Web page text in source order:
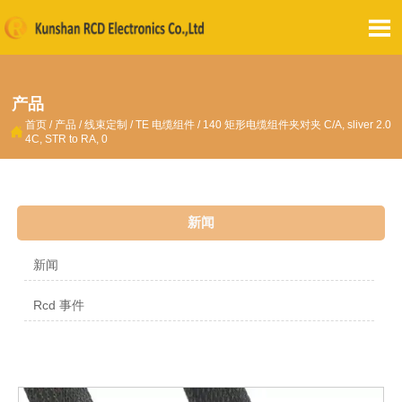

产品
 首页 / 产品 /线束定制 /TE 电缆组件 / 140 矩形电缆组件夹对夹 C/A, sliver 2.0
4C, STR to RA, 0
新闻
新闻
Rcd 事件